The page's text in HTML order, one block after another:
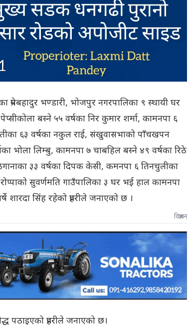
प्रेमबहादुर भण्डारी, भोजपुर नगरपालिका ९ स्थायी घर
बस्ने ५५ वर्षका निर कुमार शर्मा, कामनपा ६
६३ वर्षका नकुल राई, संखुवासभाको पाँचखपन
भोला लिम्बु, कामनपा ७ चाबहिल बस्ने ४९ वर्षका रिठे
३३ वर्षका दिपक केसी, कमनपा ६ तिनचुलीका
सुवर्णमति गाउँपालिका ३ घर भई हाल कामनपा
शारदा सिंह रहेको प्रहरीले जनाएको छ ।
विज्ञापन
पठाइएको प्रहरीले जनाएको छ।